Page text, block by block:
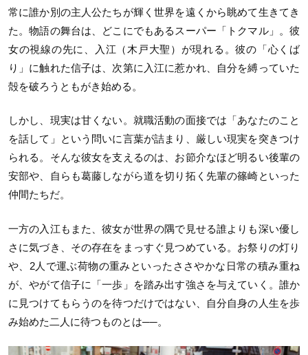
常に誰か別の主人公たちが輝く世界を遠くから眺めて生きてき
た。物語の舞台は、どこにでもあるスーパー「トクマル」。彼
女の視線の先に、入江（木戸大聖）が現れる。彼の「心くば
り」に触れた信子は、次第に入江に惹かれ、自分を縛っていた
殻を破ろうともがき始める。
しかし、現実は甘くない。就職活動の面接では「あなたのこと
を話して」という問いに言葉が詰まり、厳しい現実を突きつけ
られる。そんな彼女を支えるのは、お節介なほど明るい後輩の
安部や、自らも葛藤しながら道を切り拓く先輩の篠崎といった
仲間たちだ。
一方の入江もまた、彼女が世界の隅で見せる誰よりも深い優し
さに気づき、その存在をまっすぐ見つめている。お祭りの灯り
や、2人で運ぶ荷物の重みといったささやかな日常の積み重ね
が、やがて信子に「一歩」を踏み出す強さを与えていく。誰か
に見つけてもらうのを待つだけではない、自分自身の人生を歩
み始めた二人に待つものとは──。